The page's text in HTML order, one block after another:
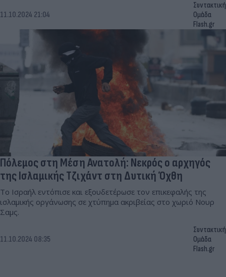
11.10.2024 21:04
Συντακτική
Ομάδα
Flash.gr
Πόλεμος στη Μέση Ανατολή: Νεκρός ο αρχηγός
της Ισλαμικής Τζιχάντ στη Δυτική Όχθη
Το Ισραήλ εντόπισε και εξουδετέρωσε τον επικεφαλής της
ισλαμικής οργάνωσης σε χτύπημα ακριβείας στο χωριό Νουρ
Σαμς.
11.10.2024 08:35
Συντακτική
Ομάδα
Flash.gr